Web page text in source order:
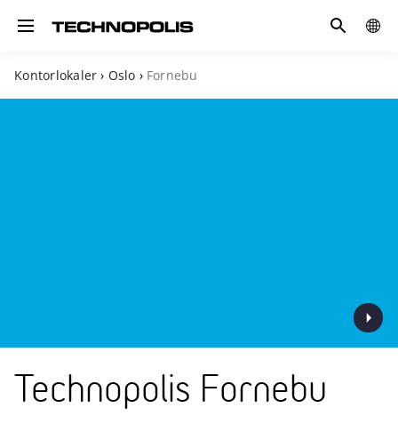
Toggle navigation
Søk
Kontorlokaler › Oslo › Fornebu
Technopolis Fornebu